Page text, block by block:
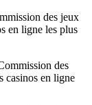
des jeux
en ligne les plus
des
casinos en ligne